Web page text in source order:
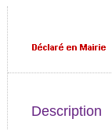
Description